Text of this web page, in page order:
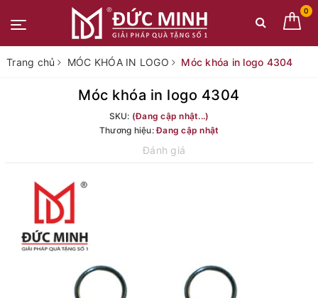
0
Trang chủ MÓC KHÓA IN LOGO Móc khóa in logo 4304
Móc khóa in logo 4304
SKU: (Đang cập nhật...)
Thương hiệu:Đang cập nhật
Đánh giá